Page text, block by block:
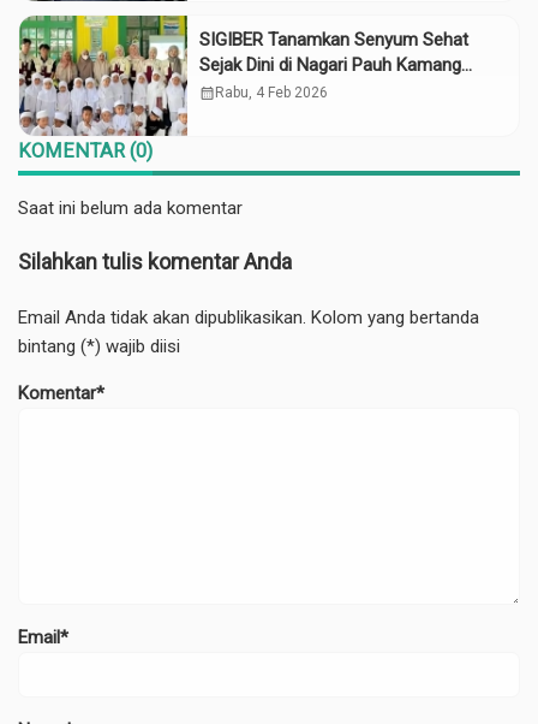
SIGIBER Tanamkan Senyum Sehat
Sejak Dini di Nagari Pauh Kamang
Mudiak
calendar_month Rabu, 4 Feb 2026
KOMENTAR (0)
Saat ini belum ada komentar
Silahkan tulis komentar Anda
Email Anda tidak akan dipublikasikan. Kolom yang bertanda
bintang (*) wajib diisi
Komentar*
Email*